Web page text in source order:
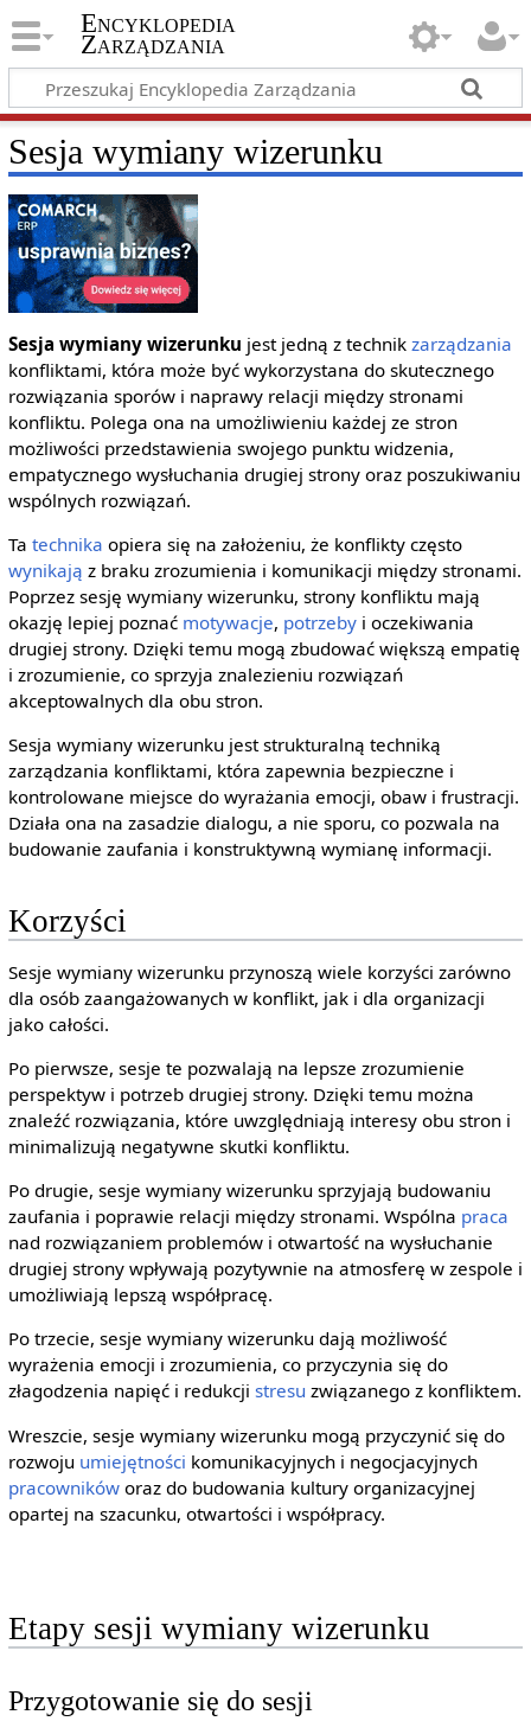
Encyklopedia
Zarządzania
Sesja wymiany wizerunku
Sesja wymiany wizerunku jest jedną z technik zarządzania
konfliktami, która może być wykorzystana do skutecznego
rozwiązania sporów i naprawy relacji między stronami
konfliktu. Polega ona na umożliwieniu każdej ze stron
możliwości przedstawienia swojego punktu widzenia,
empatycznego wysłuchania drugiej strony oraz poszukiwaniu
wspólnych rozwiązań.
Ta technika opiera się na założeniu, że konflikty często
wynikają z braku zrozumienia i komunikacji między stronami.
Poprzez sesję wymiany wizerunku, strony konfliktu mają
okazję lepiej poznać motywacje, potrzebyi oczekiwania
drugiej strony. Dzięki temu mogą zbudować większą empatię
i zrozumienie, co sprzyja znalezieniu rozwiązań
akceptowalnych dla obu stron.
Sesja wymiany wizerunku jest strukturalną techniką
zarządzania konfliktami, która zapewnia bezpieczne i
kontrolowane miejsce do wyrażania emocji, obaw i frustracji.
Działa ona na zasadzie dialogu, a nie sporu, co pozwala na
budowanie zaufania i konstruktywną wymianę informacji.
Korzyści
Sesje wymiany wizerunku przynoszą wiele korzyści zarówno
dla osób zaangażowanych w konflikt, jak i dla organizacji
jako całości.
Po pierwsze, sesje te pozwalają na lepsze zrozumienie
perspektyw i potrzeb drugiej strony. Dzięki temu można
znaleźć rozwiązania, które uwzględniają interesy obu stron i
minimalizują negatywne skutki konfliktu.
Po drugie, sesje wymiany wizerunku sprzyjają budowaniu
zaufania i poprawie relacji między stronami. Wspólna praca
nad rozwiązaniem problemów i otwartość na wysłuchanie
drugiej strony wpływają pozytywnie na atmosferę w zespole i
umożliwiają lepszą współpracę.
Po trzecie, sesje wymiany wizerunku dają możliwość
wyrażenia emocji i zrozumienia, co przyczynia się do
złagodzenia napięć i redukcji stresu związanego z konfliktem.
Wreszcie, sesje wymiany wizerunku mogą przyczynić się do
rozwoju umiejętności komunikacyjnych i negocjacyjnych
pracownikóworaz do budowania kultury organizacyjnej
opartej na szacunku, otwartości i współpracy.
Etapy sesji wymiany wizerunku
Przygotowanie się do sesji